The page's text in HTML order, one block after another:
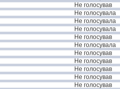
Не голосував
Не голосувала
Не голосувала
Не голосувала
Не голосував
Не голосувала
Не голосував
Не голосував
Не голосував
Не голосував
Не голосував